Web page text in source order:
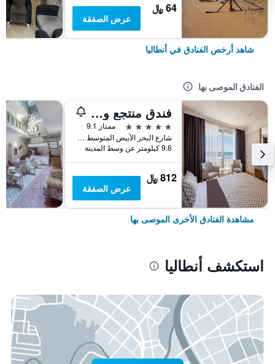
64 ﷼
عرض الصفقة
شاهد أرخص الفنادق في أنطاليا
الفنادق الموصى بها
فندق منتجع وسبا بورتو بيلو
5 نجوم
ممتاز 9.1
شارع البحر الأبيض المتوسط شارع رقم 6, أنطاليا, تركيا
9.6 كيلومتر عن وسط المدينة
812 ﷼
عرض الصفقة
مشاهدة الفنادق الأخرى الموصى بها
استكشف أنطاليا